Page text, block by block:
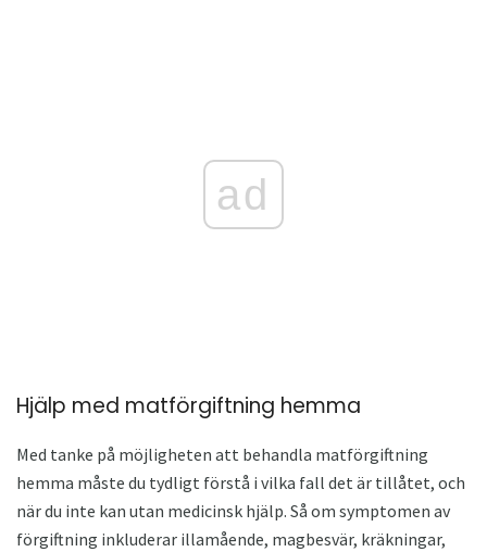
ad
Hjälp med matförgiftning hemma
Med tanke på möjligheten att behandla matförgiftning
hemma måste du tydligt förstå i vilka fall det är tillåtet, och
när du inte kan utan medicinsk hjälp. Så om symptomen av
förgiftning inkluderar illamående, magbesvär, kräkningar,